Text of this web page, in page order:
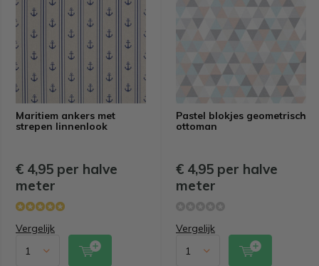
Maritiem ankers met
strepen linnenlook
€ 4,95 per halve
meter
Vergelijk
Pastel blokjes geometrisch
ottoman
€ 4,95 per halve
meter
Vergelijk